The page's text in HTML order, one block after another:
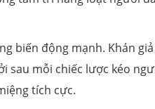
biến động mạnh. Khán
sau mỗi chiếc lược kéo
tích cực.